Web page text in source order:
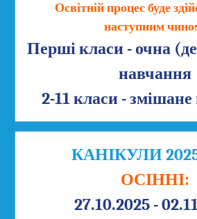
Освітній процес буде
наступним
Перші класи - очна
навчання
2-11 класи -
КАНІКУЛИ
ОСІННІ:
27.10.2025 -